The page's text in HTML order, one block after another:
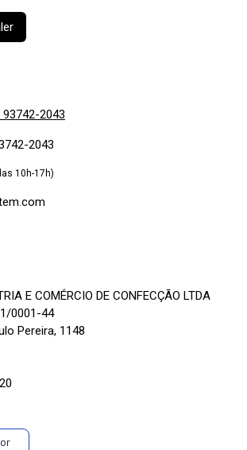
2043
2043
10h-17h)
E COMÉRCIO DE CONFECÇÃO LTDA
0001-44
Pereira, 1148